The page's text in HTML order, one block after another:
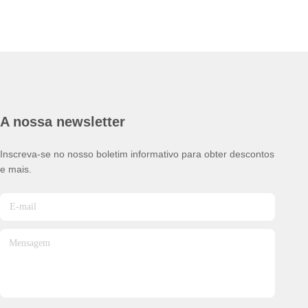
A nossa newsletter
Inscreva-se no nosso boletim informativo para obter descontos
e mais.